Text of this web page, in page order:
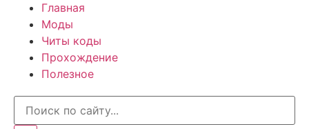
Главная
Моды
Читы коды
Прохождение
Полезное